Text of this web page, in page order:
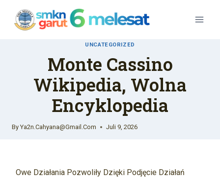
Content
UNCATEGORIZED
Monte Cassino
Wikipedia, Wolna
Encyklopedia
By Ya2n.cahyana@gmail.com Juli 9, 2026
Owe Działania Pozwoliły Dzięki Podjęcie Działań